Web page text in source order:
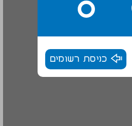
כניסת רשומים